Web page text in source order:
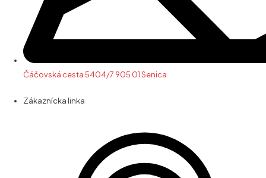
Čáčovská cesta 5404/7 905 01 Senica
Zákaznícka linka